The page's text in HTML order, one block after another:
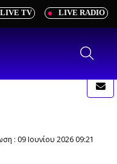
LIVE TV LIVE RADIO
: 09 Ιουνίου 2026 09:21